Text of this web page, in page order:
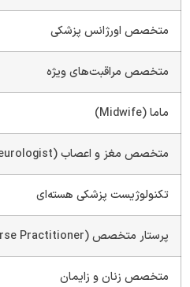
متخصص اورژانس پزشکی
متخصص مراقبت‌های ویژه
ماما (Midwife)
متخصص مغز و اعصاب (Neurologist)
تکنولوژیست پزشکی هسته‌ای
پرستار متخصص (Nurse Practitioner)
متخصص زنان و زایمان